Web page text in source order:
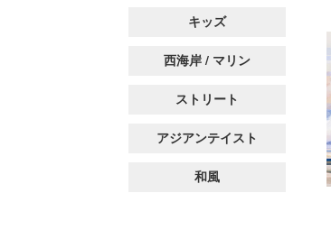
キッズ
西海岸 / マリン
ストリート
アジアンテイスト
和風